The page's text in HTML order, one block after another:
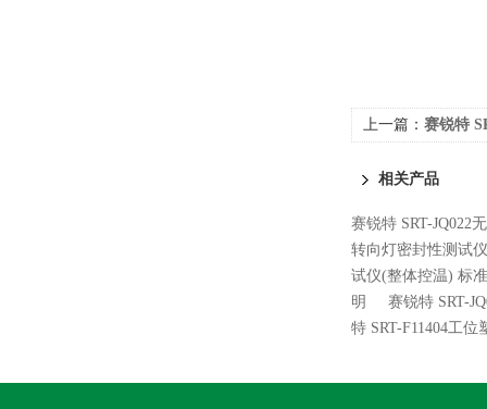
上一篇： 赛锐特
相关产品
赛锐特 SRT-JQ022
转向灯密封性测试
试仪(整体控温) 标准
明
赛锐特 SRT-
特 SRT-F11404工